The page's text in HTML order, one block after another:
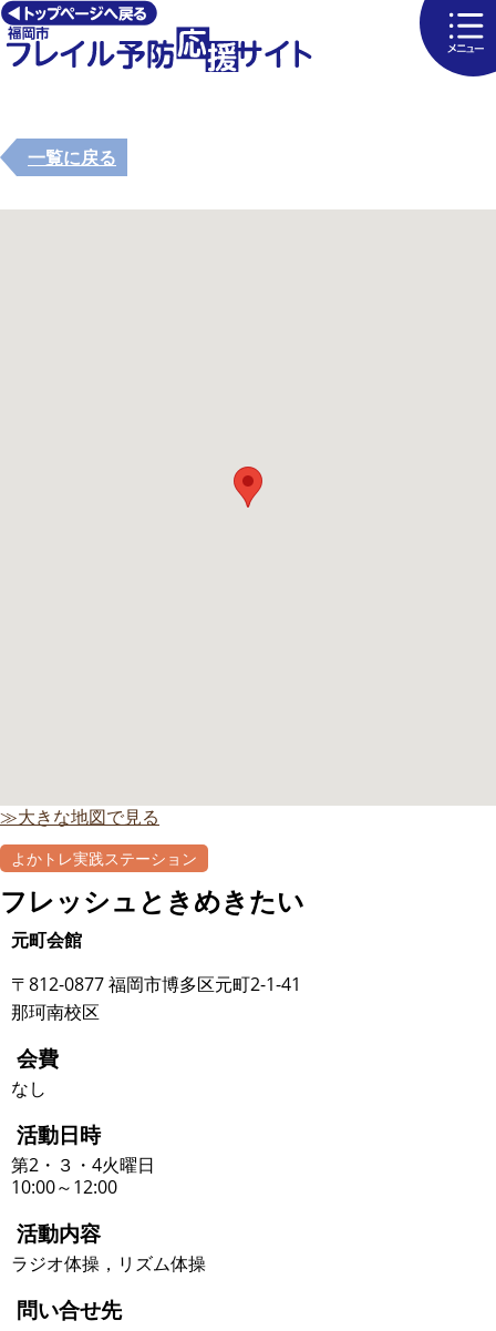
一覧に戻る
≫大きな地図で見る
よかトレ実践ステーション
フレッシュときめきたい
元町会館
〒812-0877 福岡市博多区元町2-1-41
那珂南校区
会費
なし
活動日時
第2・３・4火曜日
10:00～12:00
活動内容
ラジオ体操，リズム体操
問い合せ先